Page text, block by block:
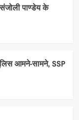
पाण्डेय के
आमने-सामने, SSP